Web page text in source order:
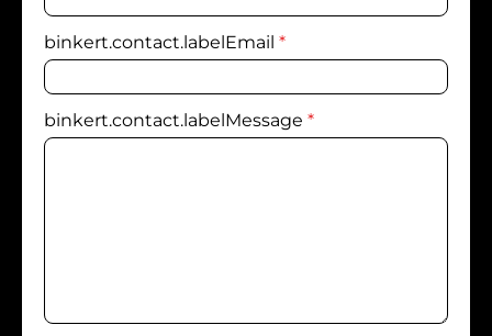
binkert.contact.labelEmail *
binkert.contact.labelMessage *